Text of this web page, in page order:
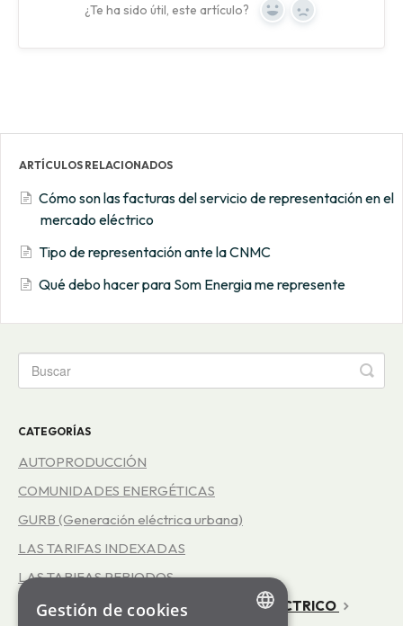
¿Te ha sido útil, este artículo? Yes No
ARTÍCULOS RELACIONADOS
Cómo son las facturas del servicio de representación en el
mercado eléctrico
Tipo de representación ante la CNMC
Qué debo hacer para Som Energia me represente
CATEGORÍAS
AUTOPRODUCCIÓN
COMUNIDADES ENERGÉTICAS
GURB (Generación eléctrica urbana)
LAS TARIFAS INDEXADAS
LAS TARIFAS PERIODOS
REPRESENTACIÓN EN EL MERCADO ELÉCTRICO
Gestión de cookies